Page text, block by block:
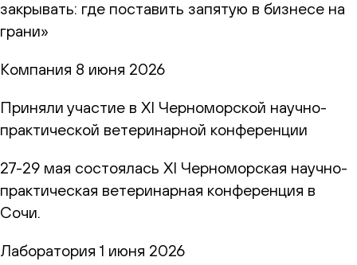
закрывать: где поставить запятую в бизнесе на
грани»
Компания 8 июня 2026
Приняли участие в XI Черноморской научно-
практической ветеринарной конференции
27-29 мая состоялась XI Черноморская научно-
практическая ветеринарная конференция в
Сочи.
Лаборатория 1 июня 2026